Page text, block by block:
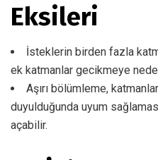
Eksileri
İsteklerin birden fazla
ek katmanlar gecikmeye
Aşırı bölümleme,
duyulduğunda uyum
açabilir.